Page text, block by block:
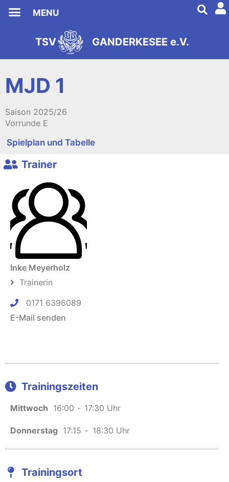
MENU
TSV
seit1892
GANDERKESEE e.V.
MJD 1
Saison 2025/26
Vorrunde E
Spielplan und Tabelle
Trainer
Inke Meyerholz
Trainerin
0171 6396089
E-Mail senden
Trainingszeiten
Mittwoch 16:00 - 17:30 Uhr
Donnerstag 17:15 - 18:30 Uhr
Trainingsort